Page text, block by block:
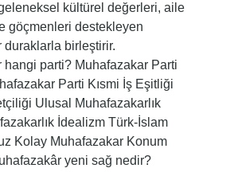
kültürel değerleri, aile
göçmenleri destekleyen
duraklarla birleştirir.
hangi parti? Muhafazakar Parti
Parti Kısmi İş Eşitliği
Ulusal Muhafazakarlık
İdealizm Türk-İslam
Kolay Muhafazakar Konum
yeni sağ nedir?